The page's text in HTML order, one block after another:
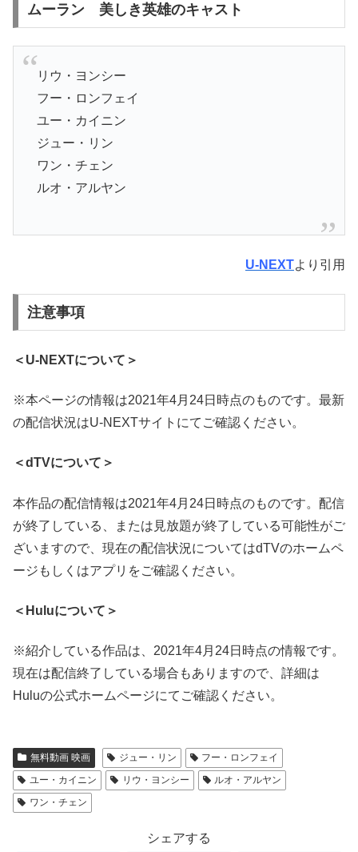
ムーラン 美しき英雄のキャスト
リウ・ヨンシー
フー・ロンフェイ
ユー・カイニン
ジュー・リン
ワン・チェン
ルオ・アルヤン
U-NEXTより引用
注意事項
＜U-NEXTについて＞
※本ページの情報は2021年4月24日時点のものです。最新
の配信状況はU-NEXTサイトにてご確認ください。
＜dTVについて＞
本作品の配信情報は2021年4月24日時点のものです。配信
が終了している、または見放題が終了している可能性がご
ざいますので、現在の配信状況についてはdTVのホームペ
ージもしくはアプリをご確認ください。
＜Huluについて＞
※紹介している作品は、2021年4月24日時点の情報です。
現在は配信終了している場合もありますので、詳細は
Huluの公式ホームページにてご確認ください。
無料動画 映画 ジュー・リン
フー・ロンフェイ
ユー・カイニン
リウ・ヨンシー
ルオ・アルヤン
ワン・チェン
シェアする